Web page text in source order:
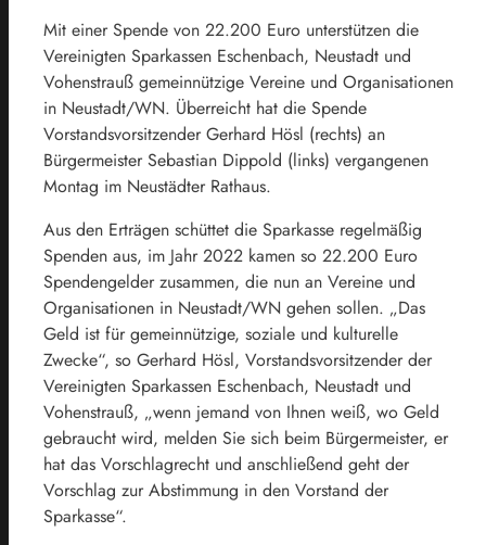
Mit einer Spende von 22.200 Euro unterstützen die
Vereinigten Sparkassen Eschenbach, Neustadt und
Vohenstrauß gemeinnützige Vereine und Organisationen
in Neustadt/WN. Überreicht hat die Spende
Vorstandsvorsitzender Gerhard Hösl (rechts) an
Bürgermeister Sebastian Dippold (links) vergangenen
Montag im Neustädter Rathaus.
Aus den Erträgen schüttet die Sparkasse regelmäßig
Spenden aus, im Jahr 2022 kamen so 22.200 Euro
Spendengelder zusammen, die nun an Vereine und
Organisationen in Neustadt/WN gehen sollen. „Das
Geld ist für gemeinnützige, soziale und kulturelle
Zwecke“, so Gerhard Hösl, Vorstandsvorsitzender der
Vereinigten Sparkassen Eschenbach, Neustadt und
Vohenstrauß, „wenn jemand von Ihnen weiß, wo Geld
gebraucht wird, melden Sie sich beim Bürgermeister, er
hat das Vorschlagrecht und anschließend geht der
Vorschlag zur Abstimmung in den Vorstand der
Sparkasse“.